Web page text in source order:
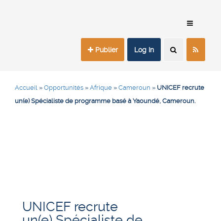
Publier Log In
Accueil » Opportunités » Afrique » Cameroun » UNICEF recrute
un(e) Spécialiste de programme basé à Yaoundé, Cameroun.
UNICEF recrute